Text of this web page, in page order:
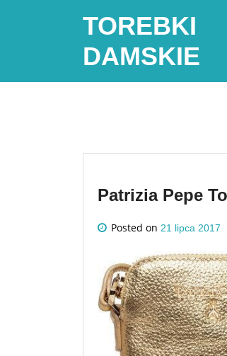
TOREBKI
DAMSKIE
Patrizia Pepe
Posted on 21 lipca 2017